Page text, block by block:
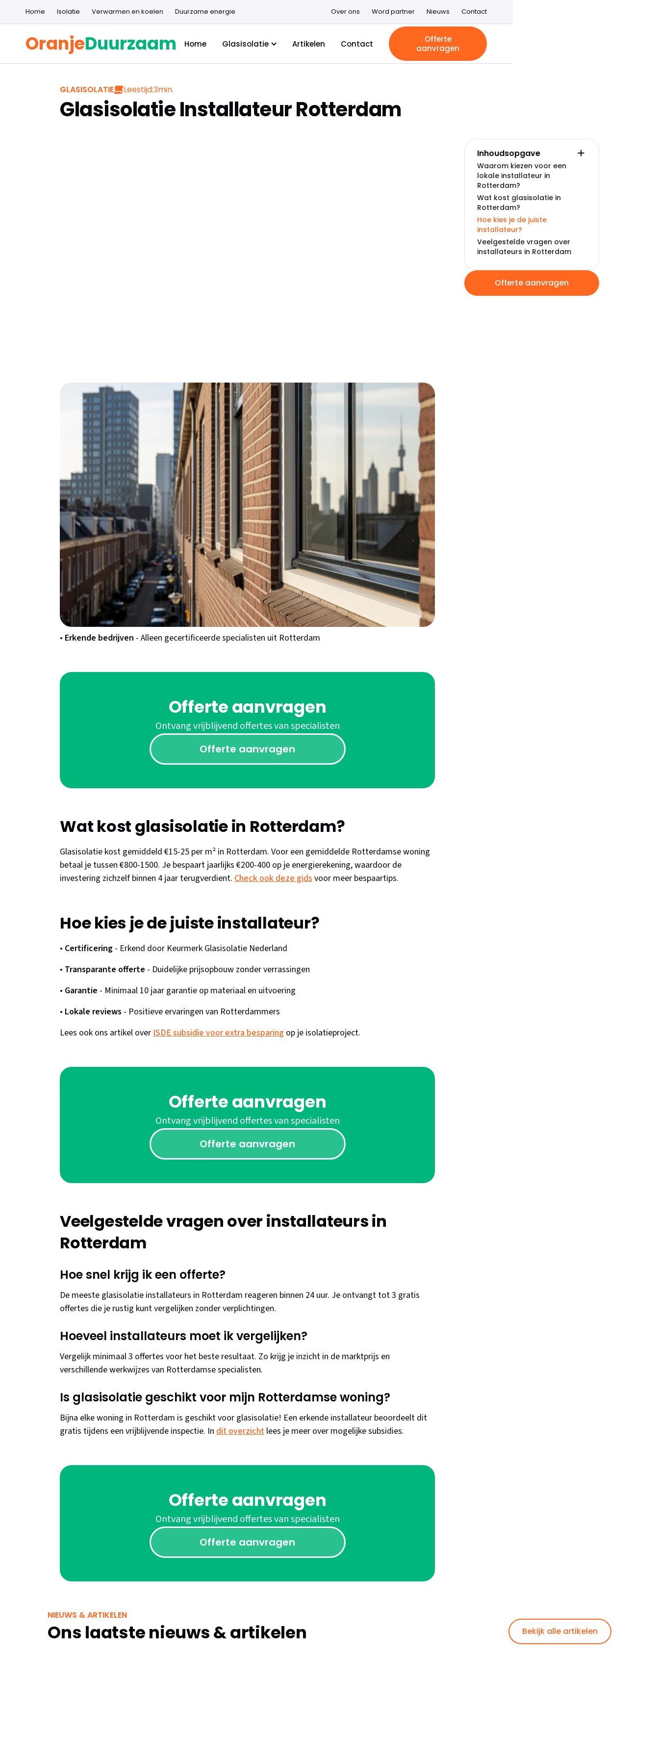
Home Isolatie Verwarmen en koelen Duurzame energie Over ons Word partner Nieuws Contact
OranjeDuurzaam Home Glasisolatie Artikelen Contact
Offerte
aanvragen
GLASISOLATIE Leestijd:3min.
Glasisolatie Installateur Rotterdam
Op zoek naar een betrouwbare glasisolatie installateur in Rotterdam? Bespaar tot 30% op je
energierekening met professionele glasisolatie! Ontvang vandaag nog gratis offertes van
erkende specialisten in Zuid-Holland.
Waarom kiezen voor een lokale installateur in
Rotterdam?
Een lokale glasisolatie specialist in Rotterdam kent de specifieke uitdagingen van woningen in Zuid-
Holland. Van karakteristieke Rotterdamse rijtjeshuizen tot moderne appartementen - zij weten exact
welke isolatietechniek het beste werkt. Bovendien ben je verzekerd van snelle service en persoonlijk
contact.
• Snelle offerte- Binnen 24 uur reactie van erkende installateurs
• Vergelijk prijzen- Ontvang tot 3 offertes en kies de beste
• Erkende bedrijven - Alleen gecertificeerde specialisten uit Rotterdam
Offerte aanvragen
Ontvang vrijblijvend offertes van specialisten
Offerte aanvragen
Wat kost glasisolatie in Rotterdam?
Glasisolatie kost gemiddeld €15-25 per m² in Rotterdam. Voor een gemiddelde Rotterdamse woning
betaal je tussen €800-1500. Je bespaart jaarlijks €200-400 op je energierekening, waardoor de
investering zichzelf binnen 4 jaar terugverdient. Check ook deze gidsvoor meer bespaartips.
Hoe kies je de juiste installateur?
• Certificering - Erkend door Keurmerk Glasisolatie Nederland
• Transparante offerte - Duidelijke prijsopbouw zonder verrassingen
• Garantie - Minimaal 10 jaar garantie op materiaal en uitvoering
• Lokale reviews - Positieve ervaringen van Rotterdammers
Lees ook ons artikel overISDE subsidie voor extra besparing op je isolatieproject.
Offerte aanvragen
Ontvang vrijblijvend offertes van specialisten
Offerte aanvragen
Veelgestelde vragen over installateurs in
Rotterdam
Hoe snel krijg ik een offerte?
De meeste glasisolatie installateurs in Rotterdam reageren binnen 24 uur. Je ontvangt tot 3 gratis
offertes die je rustig kunt vergelijken zonder verplichtingen.
Hoeveel installateurs moet ik vergelijken?
Vergelijk minimaal 3 offertes voor het beste resultaat. Zo krijg je inzicht in de marktprijs en
verschillende werkwijzes van Rotterdamse specialisten.
Is glasisolatie geschikt voor mijn Rotterdamse woning?
Bijna elke woning in Rotterdam is geschikt voor glasisolatie! Een erkende installateur beoordeelt dit
gratis tijdens een vrijblijvende inspectie. In dit overzicht lees je meer over mogelijke subsidies.
Offerte aanvragen
Ontvang vrijblijvend offertes van specialisten
Offerte aanvragen
Inhoudsopgave
Waarom kiezen voor een
lokale installateur in
Rotterdam?
Wat kost glasisolatie in
Rotterdam?
Hoe kies je de juiste
installateur?
Veelgestelde vragen over
installateurs in Rotterdam
Offerte aanvragen
NIEUWS & ARTIKELEN
Ons laatste nieuws & artikelen Bekijk alle artikelen